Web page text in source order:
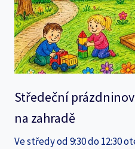
Středeční
na zahradě
Ve středy od 9:30 do 12:30